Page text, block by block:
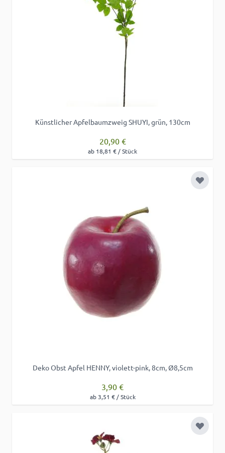
Künstlicher Apfelbaumzweig SHUYI, grün, 130cm
20,90 €
ab 18,81 € / Stück
Zur
Deko Obst Apfel HENNY, violett-pink, 8cm, Ø8,5cm
3,90 €
ab 3,51 € / Stück
Zur